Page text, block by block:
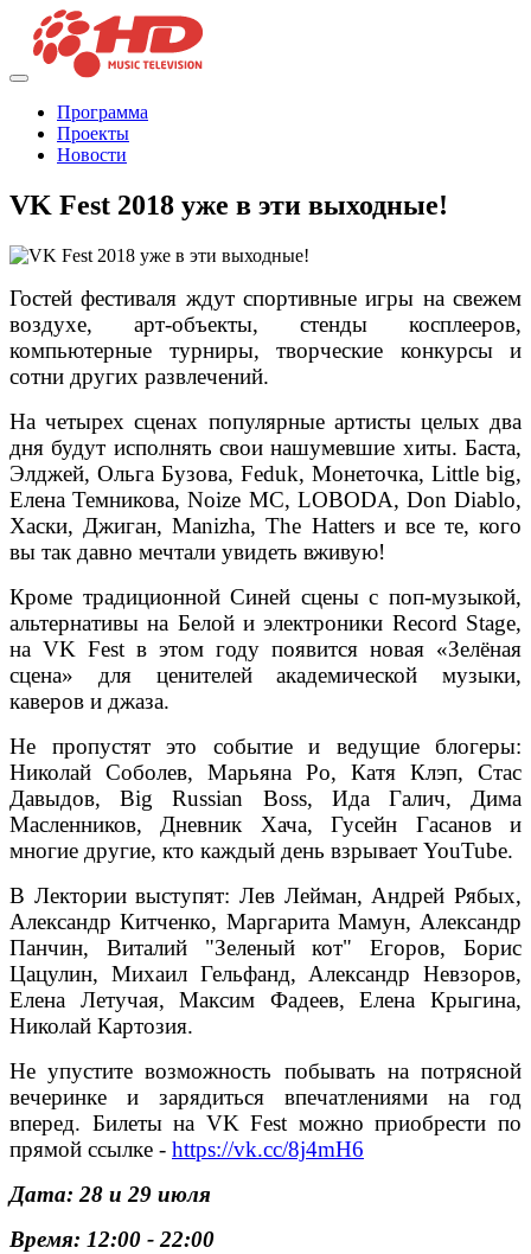
Программа
Проекты
Новости
VK Fest 2018 уже в эти выходные!
Гостей фестиваля ждут спортивные игры на свежем
воздухе, арт-объекты, стенды косплееров,
компьютерные турниры, творческие конкурсы и
сотни других развлечений.
На четырех сценах популярные артисты целых два
дня будут исполнять свои нашумевшие хиты. Баста,
Элджей, Ольга Бузова, Feduk, Монеточка, Little big,
Елена Темникова, Noize MС, LOBODA, Don Diablo,
Хаски, Джиган, Manizha, The Hatters и все те, кого
вы так давно мечтали увидеть вживую!
Кроме традиционной Синей сцены с поп-музыкой,
альтернативы на Белой и электроники Record Stage,
на VK Fest в этом году появится новая «Зелёная
сцена» для ценителей академической музыки,
каверов и джаза.
Не пропустят это событие и ведущие блогеры:
Николай Соболев, Марьяна Ро, Катя Клэп, Стас
Давыдов, Big Russian Boss, Ида Галич, Дима
Масленников, Дневник Хача, Гусейн Гасанов и
многие другие, кто каждый день взрывает YouTube.
В Лектории выступят: Лев Лейман, Андрей Рябых,
Александр Китченко, Маргарита Мамун, Александр
Панчин, Виталий "Зеленый кот" Егоров, Борис
Цацулин, Михаил Гельфанд, Александр Невзоров,
Елена Летучая, Максим Фадеев, Елена Крыгина,
Николай Картозия.
Не упустите возможность побывать на потрясной
вечеринке и зарядиться впечатлениями на год
вперед. Билеты на VK Fest можно приобрести по
прямой ссылке - https://vk.cc/8j4mH6
Дата: 28 и 29 июля
Время: 12:00 - 22:00